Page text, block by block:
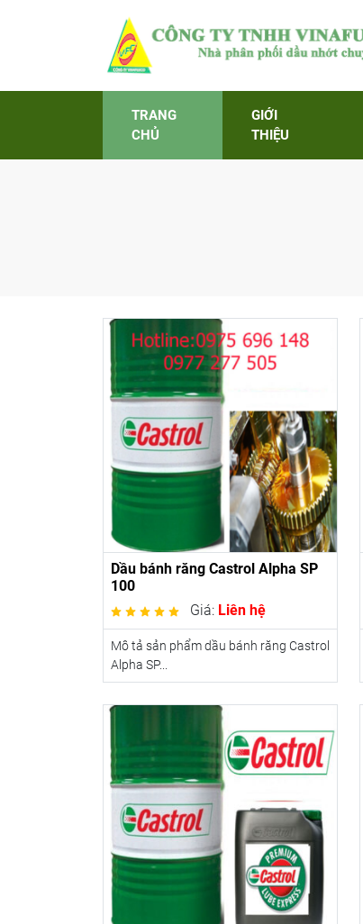
TRANG
CHỦ
GIỚI
THIỆU
Dầu bánh răng Castrol Alpha SP
100
Giá: Liên hệ
Mô tả sản phẩm dầu bánh răng Castrol
Alpha SP...